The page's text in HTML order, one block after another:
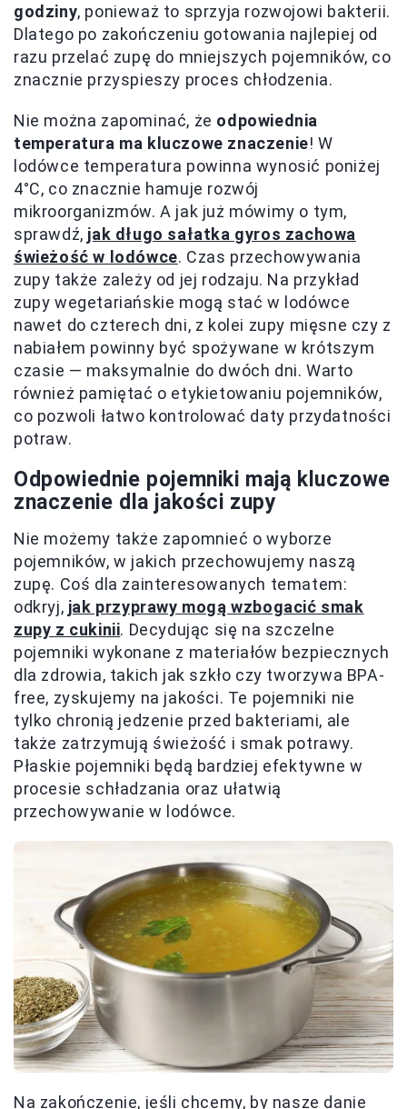
godziny, ponieważ to sprzyja rozwojowi bakterii.
Dlatego po zakończeniu gotowania najlepiej od
razu przelać zupę do mniejszych pojemników, co
znacznie przyspieszy proces chłodzenia.
Nie można zapominać, że odpowiednia
temperatura ma kluczowe znaczenie! W
lodówce temperatura powinna wynosić poniżej
4°C, co znacznie hamuje rozwój
mikroorganizmów. A jak już mówimy o tym,
sprawdź, jak długo sałatka gyros zachowa
świeżość w lodówce. Czas przechowywania
zupy także zależy od jej rodzaju. Na przykład
zupy wegetariańskie mogą stać w lodówce
nawet do czterech dni, z kolei zupy mięsne czy z
nabiałem powinny być spożywane w krótszym
czasie — maksymalnie do dwóch dni. Warto
również pamiętać o etykietowaniu pojemników,
co pozwoli łatwo kontrolować daty przydatności
potraw.
Odpowiednie pojemniki mają kluczowe
znaczenie dla jakości zupy
Nie możemy także zapomnieć o wyborze
pojemników, w jakich przechowujemy naszą
zupę. Coś dla zainteresowanych tematem:
odkryj, jak przyprawy mogą wzbogacić smak
zupy z cukinii. Decydując się na szczelne
pojemniki wykonane z materiałów bezpiecznych
dla zdrowia, takich jak szkło czy tworzywa BPA-
free, zyskujemy na jakości. Te pojemniki nie
tylko chronią jedzenie przed bakteriami, ale
także zatrzymują świeżość i smak potrawy.
Płaskie pojemniki będą bardziej efektywne w
procesie schładzania oraz ułatwią
przechowywanie w lodówce.
Na zakończenie, jeśli chcemy, by nasze danie